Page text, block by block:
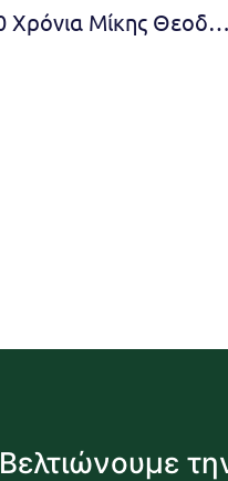
4ο Φεστιβάλ Πεντελικού Όρους – ‘100 Χρόνια Μίκης Θεοδωράκης’ Μαρία Φαραντούρη & Βασίλης Λέκκας 10 Σεπτεμβρίου
Βελτιώνουμε